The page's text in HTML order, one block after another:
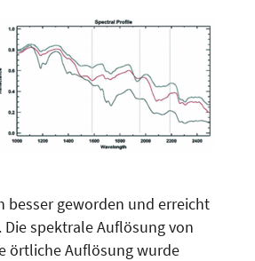
besser geworden und erreicht
Die spektrale Auflösung von
örtliche Auflösung wurde